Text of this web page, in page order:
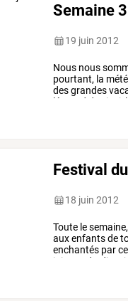
Semaine
19 juin 2012
Nous nous
pourtant, la
desgrandes
léonard de vinci, la
Festival
18 juin 2012
Toute lesemaine,
auxenfantsde
enchantés par
juin
vendredi